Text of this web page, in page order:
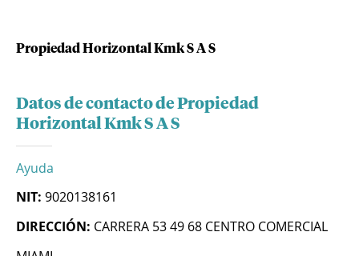
Propiedad Horizontal Kmk S A S
Datos de contacto de Propiedad
Horizontal Kmk S A S
Ayuda
NIT: 9020138161
DIRECCIÓN: CARRERA 53 49 68 CENTRO COMERCIAL